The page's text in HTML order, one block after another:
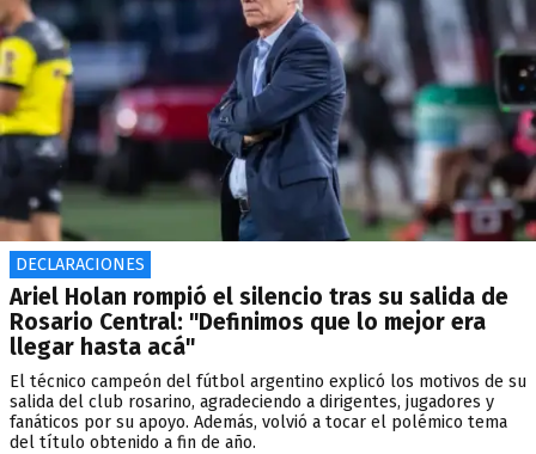
DECLARACIONES
Ariel Holan rompió el silencio tras su salida de
Rosario Central: "Definimos que lo mejor era
llegar hasta acá"
El técnico campeón del fútbol argentino explicó los motivos de su
salida del club rosarino, agradeciendo a dirigentes, jugadores y
fanáticos por su apoyo. Además, volvió a tocar el polémico tema
del título obtenido a fin de año.